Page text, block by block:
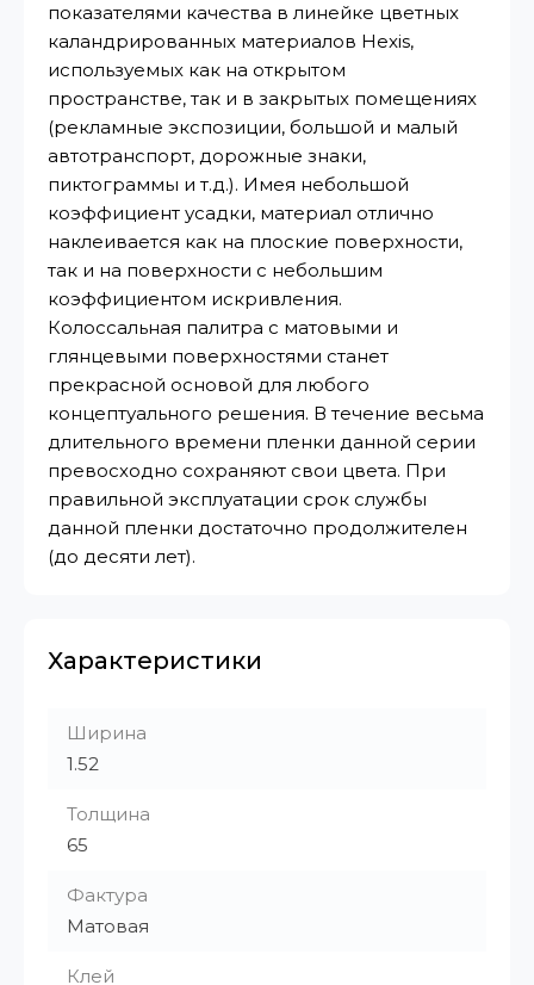
показателями качества в линейке цветных
каландрированных материалов Hexis,
используемых как на открытом
пространстве, так и в закрытых помещениях
(рекламные экспозиции, большой и малый
автотранспорт, дорожные знаки,
пиктограммы и т.д.). Имея небольшой
коэффициент усадки, материал отлично
наклеивается как на плоские поверхности,
так и на поверхности с небольшим
коэффициентом искривления.
Колоссальная палитра с матовыми и
глянцевыми поверхностями станет
прекрасной основой для любого
концептуального решения. В течение весьма
длительного времени пленки данной серии
превосходно сохраняют свои цвета. При
правильной эксплуатации срок службы
данной пленки достаточно продолжителен
(до десяти лет).
Характеристики
Ширина
1.52
Толщина
65
Фактура
Матовая
Клей